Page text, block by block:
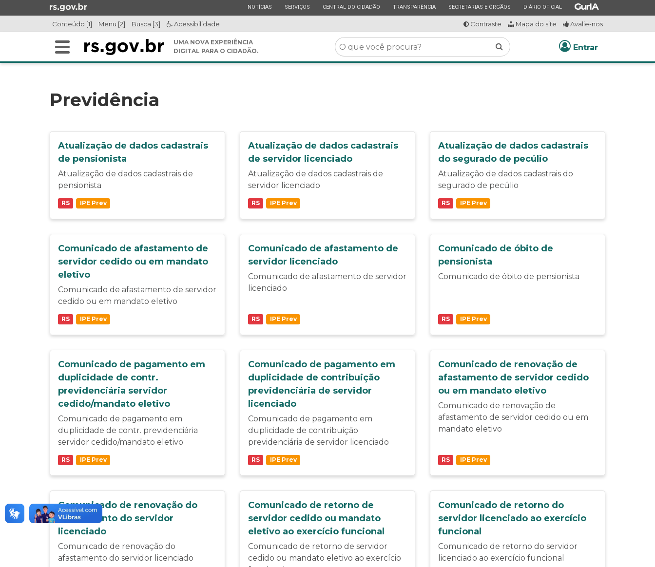
para
para
ESTADO
NOTÍCIAS ESTADO
SERVIÇOS ESTADO
CENTRAL DO CIDADÃO ESTADO
TRANSPARÊNCIA ESTADO
SECRETARIAS E ÓRGÃOS ESTADO
DIÁRIO OFICIAL ESTADO
Conteúdo [1] Menu [2] Busca [3] Acessibilidade Contraste Mapa do site Avalie-nos
Alterna
UMA NOVA EXPERIÊNCIA
DIGITAL PARA O CIDADÃO.
O
que
você
Buscar Entrar
Previdência
Atualização de dados cadastrais
de pensionista
Atualização de dados cadastrais de
pensionista
RS IPE Prev
Atualização de dados cadastrais
de servidor licenciado
Atualização de dados cadastrais de
servidor licenciado
RS IPE Prev
Atualização de dados cadastrais
do segurado de pecúlio
Atualização de dados cadastrais do
segurado de pecúlio
RS IPE Prev
Comunicado de afastamento de
servidor cedido ou em mandato
eletivo
Comunicado de afastamento de servidor
cedido ou em mandato eletivo
RS IPE Prev
Comunicado de afastamento de
servidor licenciado
Comunicado de afastamento de servidor
licenciado
RS IPE Prev
Comunicado de óbito de
pensionista
Comunicado de óbito de pensionista
RS IPE Prev
Comunicado de pagamento em
duplicidade de contr.
previdenciária servidor
cedido/mandato eletivo
Comunicado de pagamento em
duplicidade de contr. previdenciária
servidor cedido/mandato eletivo
RS IPE Prev
Comunicado de pagamento em
duplicidade de contribuição
previdenciária de servidor
licenciado
Comunicado de pagamento em
duplicidade de contribuição
previdenciária de servidor licenciado
RS IPE Prev
Comunicado de renovação de
afastamento de servidor cedido
ou em mandato eletivo
Comunicado de renovação de
afastamento de servidor cedido ou em
mandato eletivo
RS IPE Prev
Comunicado de renovação do
afastamento do servidor
licenciado
Comunicado de renovação do
afastamento do servidor licenciado
Comunicado de retorno de
servidor cedido ou mandato
eletivo ao exercício funcional
Comunicado de retorno de servidor
cedido ou mandato eletivo ao exercício
Comunicado de retorno do
servidor licenciado ao exercício
funcional
Comunicado de retorno do servidor
licenciado ao exercício funcional